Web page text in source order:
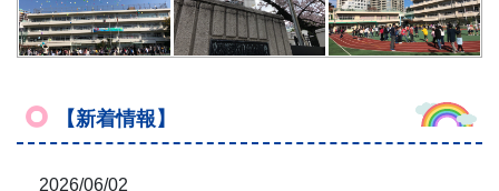
【新着情報】
2026/06/02